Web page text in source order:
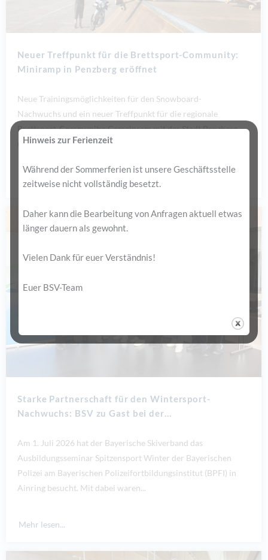
Neuer Treffpunkt für die Brettsport-Community:
Miniramp in Penzberg eröffnet
Neue Trainingsmöglichkeiten für den Snowboard-
Nachwuchs und ein neuer Treffpunkt für die regionale
Brettsport-Community: Gemeinsam mit der Stadt Penzberg
und dem Bredlsport Oberland e.V. hat Snowboard...
Mehr lesen...
Starke Partnerschaft für den Wintersport-
Nachwuchs: BSV zu Gast bei der…
Am 1. Juli 2026 hat der Bayerische Skiverband das
Ausbildungsseminar Spitzensport Winter der Bayerischen
Polizei am Bayerischen Polizeifortbildungsinstitut (BPFI) in
Ainring besucht. Mit dabei waren...
Mehr lesen...
Hinweis zur Ferienzeit
Während der Sommerferien ist unsere Geschäftsstelle
zeitweise nicht vollständig besetzt.
Daher kann die Bearbeitung von Anfragen aktuell etwas
länger dauern als gewohnt.
Vielen Dank für euer Verständnis!
Euer BSV-Team